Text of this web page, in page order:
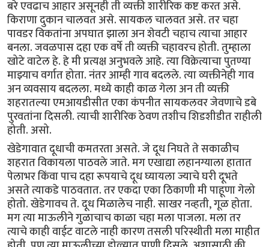
बरे एवढाच आहार असूनही ती व्यक्ती शारीरिक कष्ट करत असे.
किराणा दुकान चालवत असे. सायकल चालवत असे. तर चहा
पावडर विकतांना अपघात झाला अन शेवटी चहाच त्याचा आहार
बनला. जवळपास दहा एक वर्षे ती व्यक्ती चहावरच होती. तुम्हाला
खोटे वाटेल हे. हे मी प्रत्यक्ष अनुभवले आहे. त्या विक्रेत्याचा पुतण्या
माझ्याच वर्गात होता. नंतर आम्ही गाव बदलले. त्या व्यक्तीनेही गाव
अन व्यवसाय बदलला. मध्ये काही काळ गेला अन ती व्यक्ती
शहरातल्या एमआयडीसीत एका कंपनीत सायकलवर जेवणाचे डबे
पुरवतांना दिसली. त्याची शारीरिक ठेवण तशीच शिडशीडीत राहीली
होती. असो.
खेडेगावात दूधाची कमतरता असते. जे दूध निघते ते सकाळीच
शहरात विकायला पाठवले जाते. मग एखाद्या लहानग्याला हातात
पेलाभर किंवा पाच दहा रूपयाचे दूध घ्यायला ज्याचे घरी दूभते
असते त्याकडे पाठवतात. तर एकदा एका ठिकाणी मी पाहूणा गेलो
होतो. खेडेगावच ते. दूध मिळालेच नाही. साखर नव्हती, गूळ होता.
मग त्या माऊलीने गुळाचाच काळा चहा मला पाजला. मला तर
त्याचे काही वाईट वाटले नाही कारण तसली परिस्थीती मला माहीत